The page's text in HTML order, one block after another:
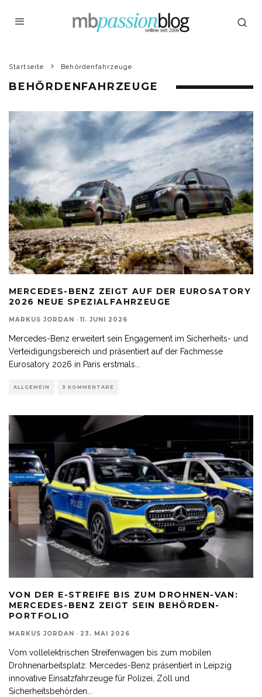
Startseite Behördenfahrzeuge
BEHÖRDENFAHRZEUGE
MERCEDES-BENZ ZEIGT AUF DER EUROSATORY
2026 NEUE SPEZIALFAHRZEUGE
MARKUS JORDAN · 11. JUNI 2026
Mercedes-Benz erweitert sein Engagement im Sicherheits- und
Verteidigungsbereich und präsentiert auf der Fachmesse
Eurosatory 2026 in Paris erstmals
ALLGEMEIN 3 KOMMENTARE
VON DER E-STREIFE BIS ZUM DROHNEN-VAN:
MERCEDES-BENZ ZEIGT SEIN BEHÖRDEN-
PORTFOLIO
MARKUS JORDAN · 23. MAI 2026
Vom vollelektrischen Streifenwagen bis zum mobilen
Drohnenarbeitsplatz: Mercedes-Benz präsentiert in Leipzig
innovative Einsatzfahrzeuge für Polizei, Zoll und
Sicherheitsbehörden...